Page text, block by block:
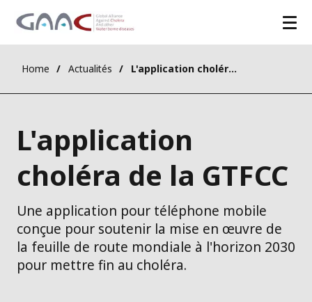
Home Actualités L'application choléra de la GTFCC
L'application
choléra de la GTFCC
Une application pour téléphone mobile
conçue pour soutenir la mise en œuvre de
la feuille de route mondiale à l'horizon 2030
pour mettre fin au choléra.